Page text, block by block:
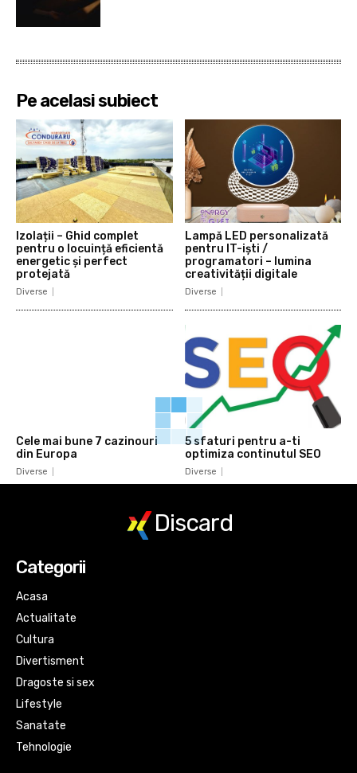
Pe acelasi subiect
Izolații – Ghid complet
pentru o locuință eficientă
energetic și perfect
protejată
Diverse
Lampă LED personalizată
pentru IT-iști /
programatori – lumina
creativității digitale
Diverse
Cele mai bune 7 cazinouri
din Europa
Diverse
5 sfaturi pentru a-ti
optimiza continutul SEO
Diverse
Discard
Categorii
Acasa
Actualitate
Cultura
Divertisment
Dragoste si sex
Lifestyle
Sanatate
Tehnologie